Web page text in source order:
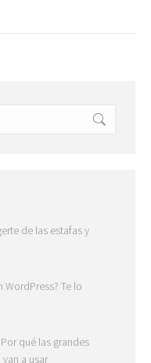
de las estafas y
Te lo
qué las grandes
a usar